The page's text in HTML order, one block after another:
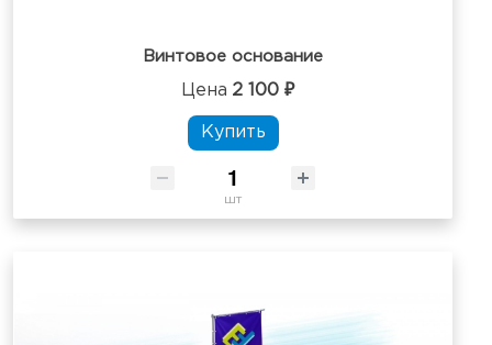
Винтовое основание
Цена 2 100 ₽
Купить
шт